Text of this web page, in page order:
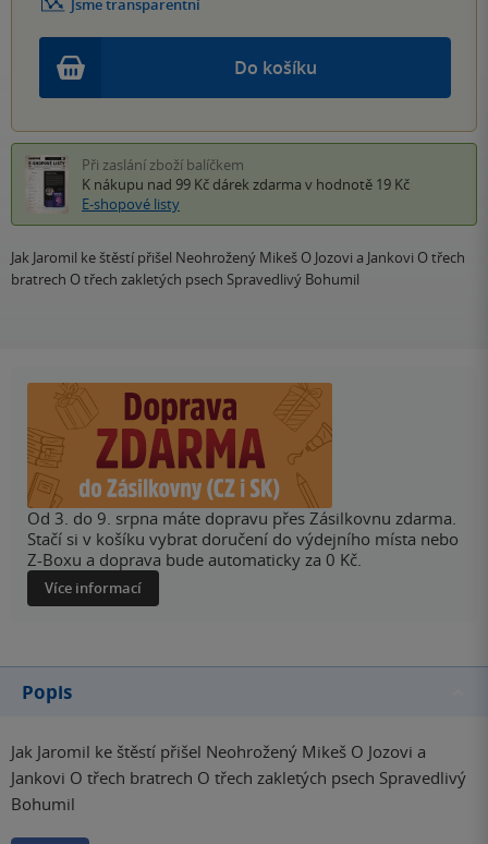
Do košíku
Jsme transparentní
Při zaslání zboží balíčkem
K nákupu nad 99 Kč dárek zdarma v hodnotě 19 Kč
E-shopové listy
Jak Jaromil ke štěstí přišel Neohrožený Mikeš O Jozovi a Jankovi O třech
bratrech O třech zakletých psech Spravedlivý Bohumil
Od 3. do 9. srpna máte dopravu přes Zásilkovnu zdarma.
Stačí si v košíku vybrat doručení do výdejního místa nebo
Z-Boxu a doprava bude automaticky za 0 Kč.
Více informací
Popis
Jak Jaromil ke štěstí přišel Neohrožený Mikeš O Jozovi a
Jankovi O třech bratrech O třech zakletých psech Spravedlivý
Bohumil